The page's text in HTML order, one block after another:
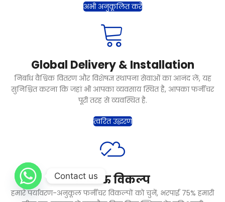
अभी अनुकूलित करें
Global Delivery & Installation
निर्बाध वैश्विक वितरण और विशेषज्ञ स्थापना सेवाओं का आनंद लें, यह
सुनिश्चित करना कि जहां भी आपका व्यवसाय स्थित है, आपका फर्नीचर
पूरी तरह से व्यवस्थित है.
त्वरित उद्धरण
टिकाऊ विकल्प
हमारे पर्यावरण-अनुकूल फर्नीचर विकल्पों को चुनें, भरपाई 75% हमारी
Contact us